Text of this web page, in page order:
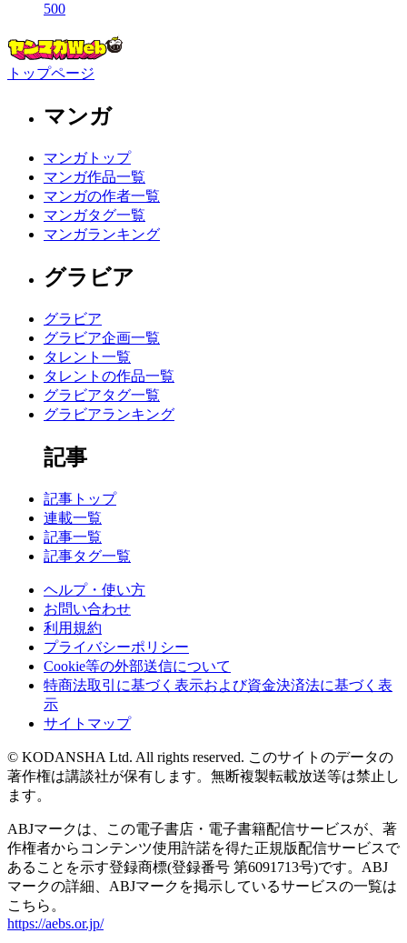
500
トップページ
マンガ
マンガトップ
マンガ作品一覧
マンガの作者一覧
マンガタグ一覧
マンガランキング
グラビア
グラビア
グラビア企画一覧
タレント一覧
タレントの作品一覧
グラビアタグ一覧
グラビアランキング
記事
記事トップ
連載一覧
記事一覧
記事タグ一覧
ヘルプ・使い方
お問い合わせ
利用規約
プライバシーポリシー
Cookie等の外部送信について
特商法取引に基づく表示および資金決済法に基づく表
示
サイトマップ
© KODANSHA Ltd. All rights reserved. このサイトのデータの
著作権は講談社が保有します。無断複製転載放送等は禁止し
ます。
ABJマークは、この電子書店・電子書籍配信サービスが、著
作権者からコンテンツ使用許諾を得た正規版配信サービスで
あることを示す登録商標(登録番号 第6091713号)です。ABJ
マークの詳細、ABJマークを掲示しているサービスの一覧は
こちら。
https://aebs.or.jp/